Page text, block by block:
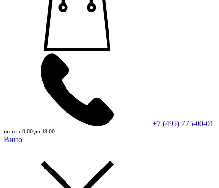
+7 (495) 775-00-01
пн-пт с 9:00 до 18:00
Вино